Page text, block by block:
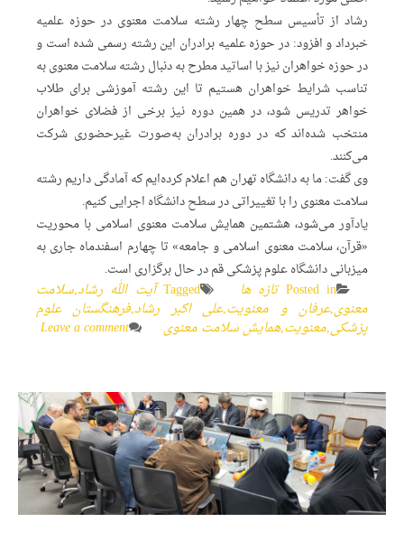
رشاد از تأسیس سطح چهار رشته سلامت معنوی در حوزه علمیه
خبرداد و افزود: در حوزه علمیه برادران این رشته رسمی شده است و
در حوزه خواهران نیز با اساتید مطرح به دنبال رشته سلامت معنوی به
تناسب شرایط خواهران هستیم تا این رشته آموزشی برای طلاب
خواهر تدریس شود، در همین دوره نیز برخی از فضلای خواهران
منتخب شده‌اند که در دوره برادران به‌صورت غیرحضوری شرکت
می‌کنند.
وی گفت: ما به دانشگاه تهران هم اعلام کرده‌ایم که آمادگی داریم رشته
سلامت معنوی را با تغییراتی در سطح دانشگاه اجرایی کنیم.
یادآور می‌شود، هشتمین همایش سلامت معنوی اسلامی با محوریت
«قرآن، سلامت معنوی اسلامی و جامعه» تا چهارم اسفندماه جاری به
میزبانی دانشگاه علوم پزشکی قم در حال برگزاری است.
Posted in تازه ها Tagged آیت الله رشاد,سلامت
معنوی,عرفان و معنویت,علی اکبر رشاد,فرهنگستان علوم
پزشکی,معنویت,همایش سلامت معنوی Leave a comment